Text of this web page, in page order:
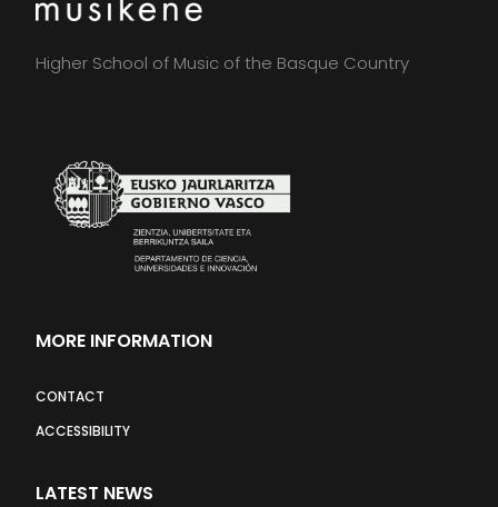
Higher School of Music of the Basque Country
MORE INFORMATION
CONTACT
ACCESSIBILITY
LATEST NEWS